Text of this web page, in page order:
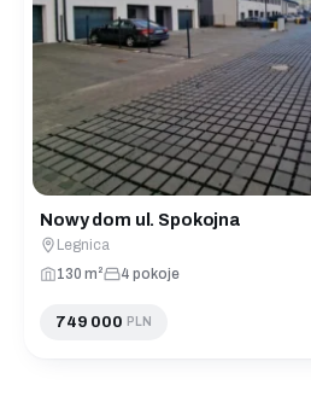
Nowy dom ul. Spokojna
Legnica
130 m²
4 pokoje
749 000 PLN